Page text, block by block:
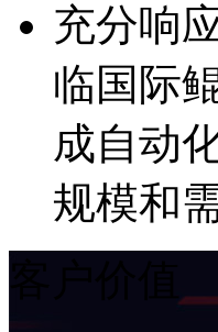
充分响
临国际
成自动
规模和